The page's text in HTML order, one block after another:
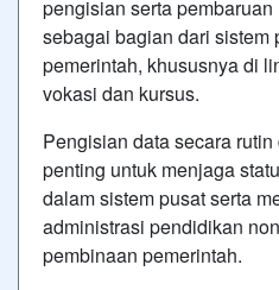
pengisian serta pembaruan
sebagai bagian dari sistem
pemerintah, khususnya di
vokasi dan kursus.
Pengisian data secara
penting untuk menjaga
dalam sistem pusat serta
administrasi pendidikan
pembinaan pemerintah.